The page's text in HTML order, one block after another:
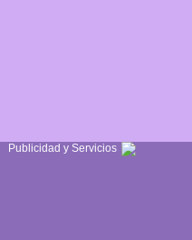
Publicidad y Servicios